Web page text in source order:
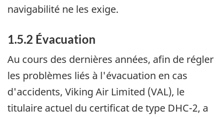
navigabilité ne les exige.
1.5.2 Évacuation
Au cours des dernières années, afin de régler
les problèmes liés à l'évacuation en cas
d'accidents, Viking Air Limited (VAL), le
titulaire actuel du certificat de type DHC-2, a